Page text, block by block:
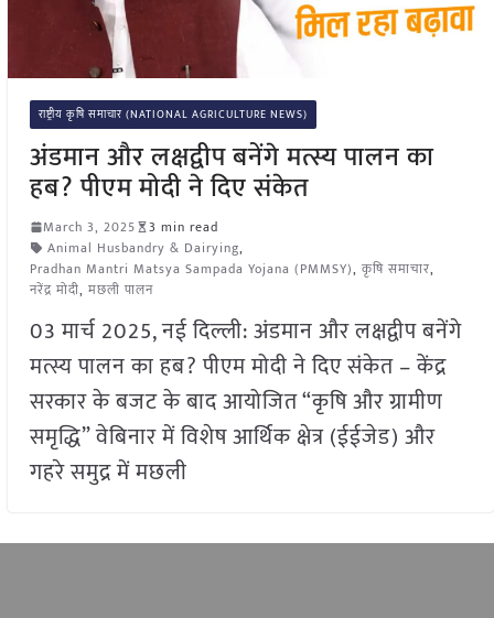
राष्ट्रीय कृषि समाचार (NATIONAL AGRICULTURE NEWS)
अंडमान और लक्षद्वीप बनेंगे मत्स्य पालन का
हब? पीएम मोदी ने दिए संकेत
March 3, 2025
3 min read
Animal Husbandry & Dairying,
Pradhan Mantri Matsya Sampada Yojana (PMMSY), कृषि समाचार,
नरेंद्र मोदी, मछली पालन
03 मार्च 2025, नई दिल्ली: अंडमान और लक्षद्वीप बनेंगे
मत्स्य पालन का हब? पीएम मोदी ने दिए संकेत – केंद्र
सरकार के बजट के बाद आयोजित “कृषि और ग्रामीण
समृद्धि” वेबिनार में विशेष आर्थिक क्षेत्र (ईईजेड) और
गहरे समुद्र में मछली